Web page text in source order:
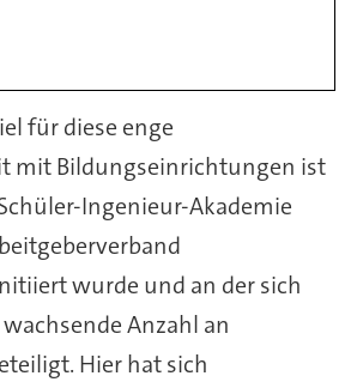
für diese enge
mit Bildungseinrichtungen ist
Ingenieur-Akademie
wurde und an der sich
Anzahl an
Hier hat sich